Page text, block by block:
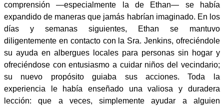
comprensión —especialmente la de Ethan— se había
expandido de maneras que jamás habrían imaginado. En los
días y semanas siguientes, Ethan se mantuvo
diligentemente en contacto con la Sra. Jenkins, ofreciéndole
su ayuda en albergues locales para personas sin hogar y
ofreciéndose con entusiasmo a cuidar niños del vecindario;
su nuevo propósito guiaba sus acciones. Toda la
experiencia le había enseñado una valiosa y duradera
lección: que a veces, simplemente ayudar a alguien